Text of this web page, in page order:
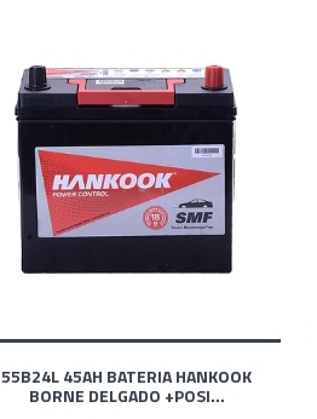
55B24L 45AH BATERIA HANKOOK
BORNE DELGADO +POSI...